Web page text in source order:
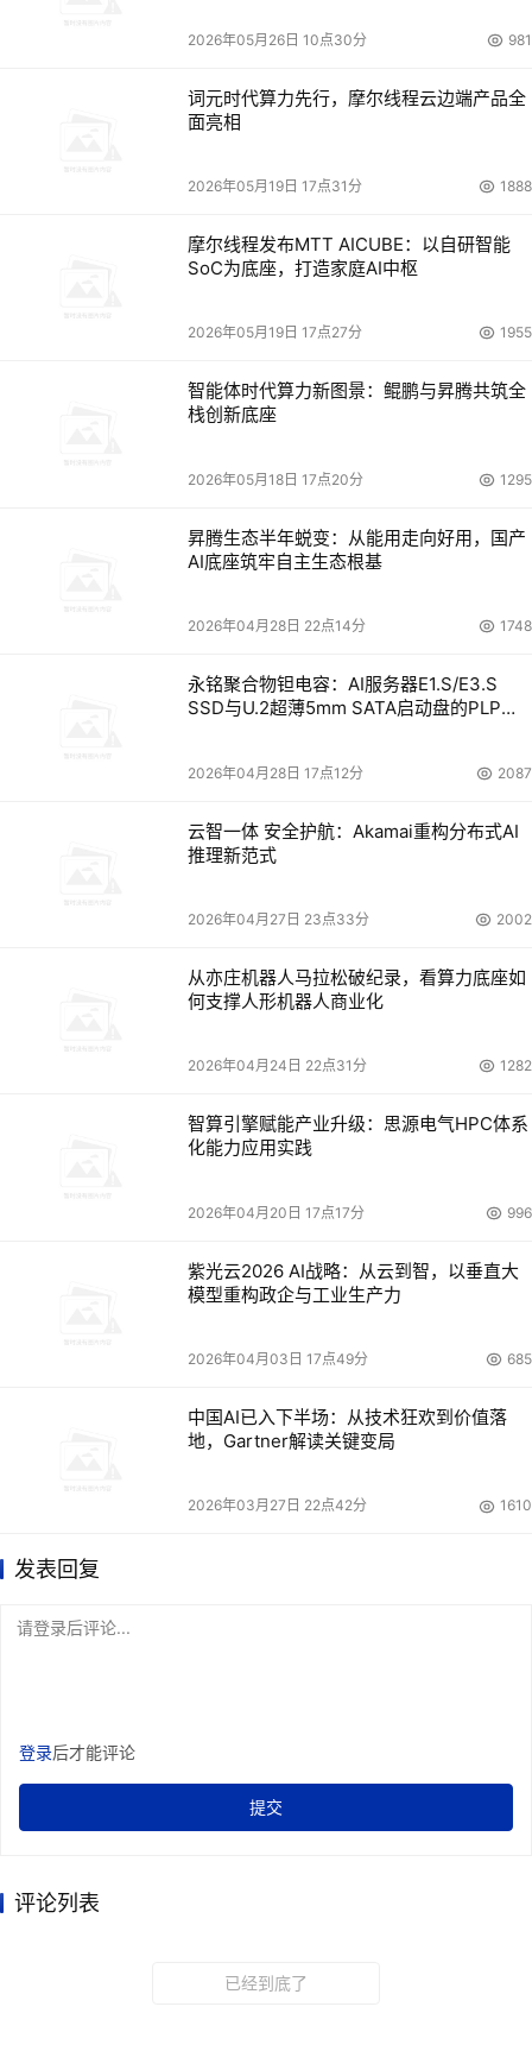
2026年05月26日 10点30分 981
词元时代算力先行，摩尔线程云边端产品全
面亮相
2026年05月19日 17点31分 1888
摩尔线程发布MTT AICUBE：以自研智能
SoC为底座，打造家庭AI中枢
2026年05月19日 17点27分 1955
智能体时代算力新图景：鲲鹏与昇腾共筑全
栈创新底座
2026年05月18日 17点20分 1295
昇腾生态半年蜕变：从能用走向好用，国产
AI底座筑牢自主生态根基
2026年04月28日 22点14分 1748
永铭聚合物钽电容：AI服务器E1.S/E3.S
SSD与U.2超薄5mm SATA启动盘的PLP电
2026年04月28日 17点12分 2087
云智一体 安全护航：Akamai重构分布式AI
推理新范式
2026年04月27日 23点33分 2002
从亦庄机器人马拉松破纪录，看算力底座如
何支撑人形机器人商业化
2026年04月24日 22点31分 1282
智算引擎赋能产业升级：思源电气HPC体系
化能力应用实践
2026年04月20日 17点17分 996
紫光云2026 AI战略：从云到智，以垂直大
模型重构政企与工业生产力
2026年04月03日 17点49分 685
中国AI已入下半场：从技术狂欢到价值落
地，Gartner解读关键变局
2026年03月27日 22点42分 1610
发表回复
请登录后评论...
登录后才能评论
提交
评论列表
已经到底了